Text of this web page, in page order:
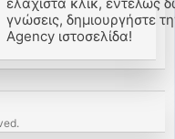
γνώσεις, δημιουργήστε
Agency ιστοσελίδα!